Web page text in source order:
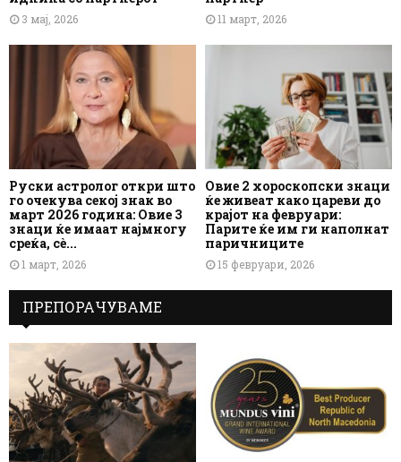
3 мај, 2026 11 март, 2026
Руски астролог откри што
го очекува секој знак во
март 2026 година: Овие 3
знаци ќе имаат најмногу
среќа, сè...
1 март, 2026
Овие 2 хороскопски знаци
ќе живеат како цареви до
крајот на февруари:
Парите ќе им ги наполнат
паричниците
15 февруари, 2026
ПРЕПОРАЧУВАМЕ